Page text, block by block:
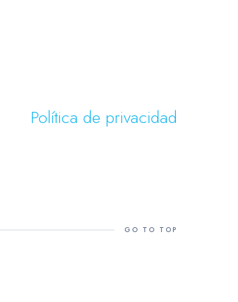
Política de privacidad
GO TO TOP